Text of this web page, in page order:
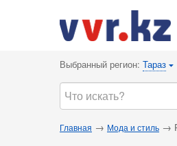
Выбранный регион: Тараз {
Главная → Мода и стиль →